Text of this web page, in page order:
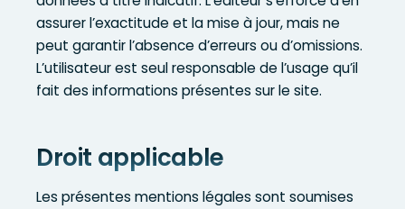
assurer l’exactitude et la mise à jour, mais ne
peut garantir l’absence d’erreurs ou d’omissions.
L’utilisateur est seul responsable de l’usage qu’il
fait des informations présentes sur le site.
Droit applicable
Les présentes mentions légales sont soumises